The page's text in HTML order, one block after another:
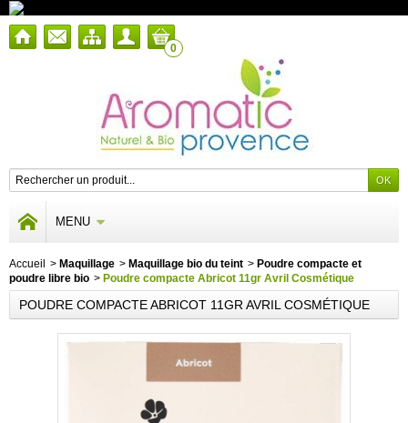
0
MENU
Accueil > Maquillage > Maquillage bio du teint > Poudre compacte et
poudre libre bio > Poudre compacte Abricot 11gr Avril Cosmétique
POUDRE COMPACTE ABRICOT 11GR AVRIL COSMÉTIQUE